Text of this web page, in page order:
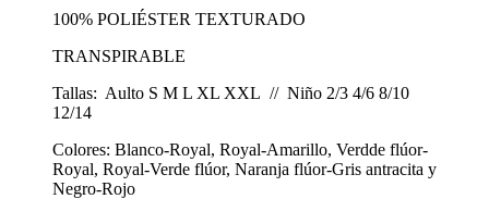
100% POLIÉSTER TEXTURADO
TRANSPIRABLE
Tallas: Aulto S M L XL XXL // Niño 2/3 4/6 8/10
12/14
Colores: Blanco-Royal, Royal-Amarillo, Verdde flúor-
Royal, Royal-Verde flúor, Naranja flúor-Gris antracita y
Negro-Rojo